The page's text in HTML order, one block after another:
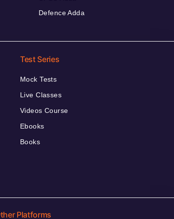
Defence Adda
Test Series
Mock Tests
Live Classes
Videos Course
Ebooks
Books
Platforms